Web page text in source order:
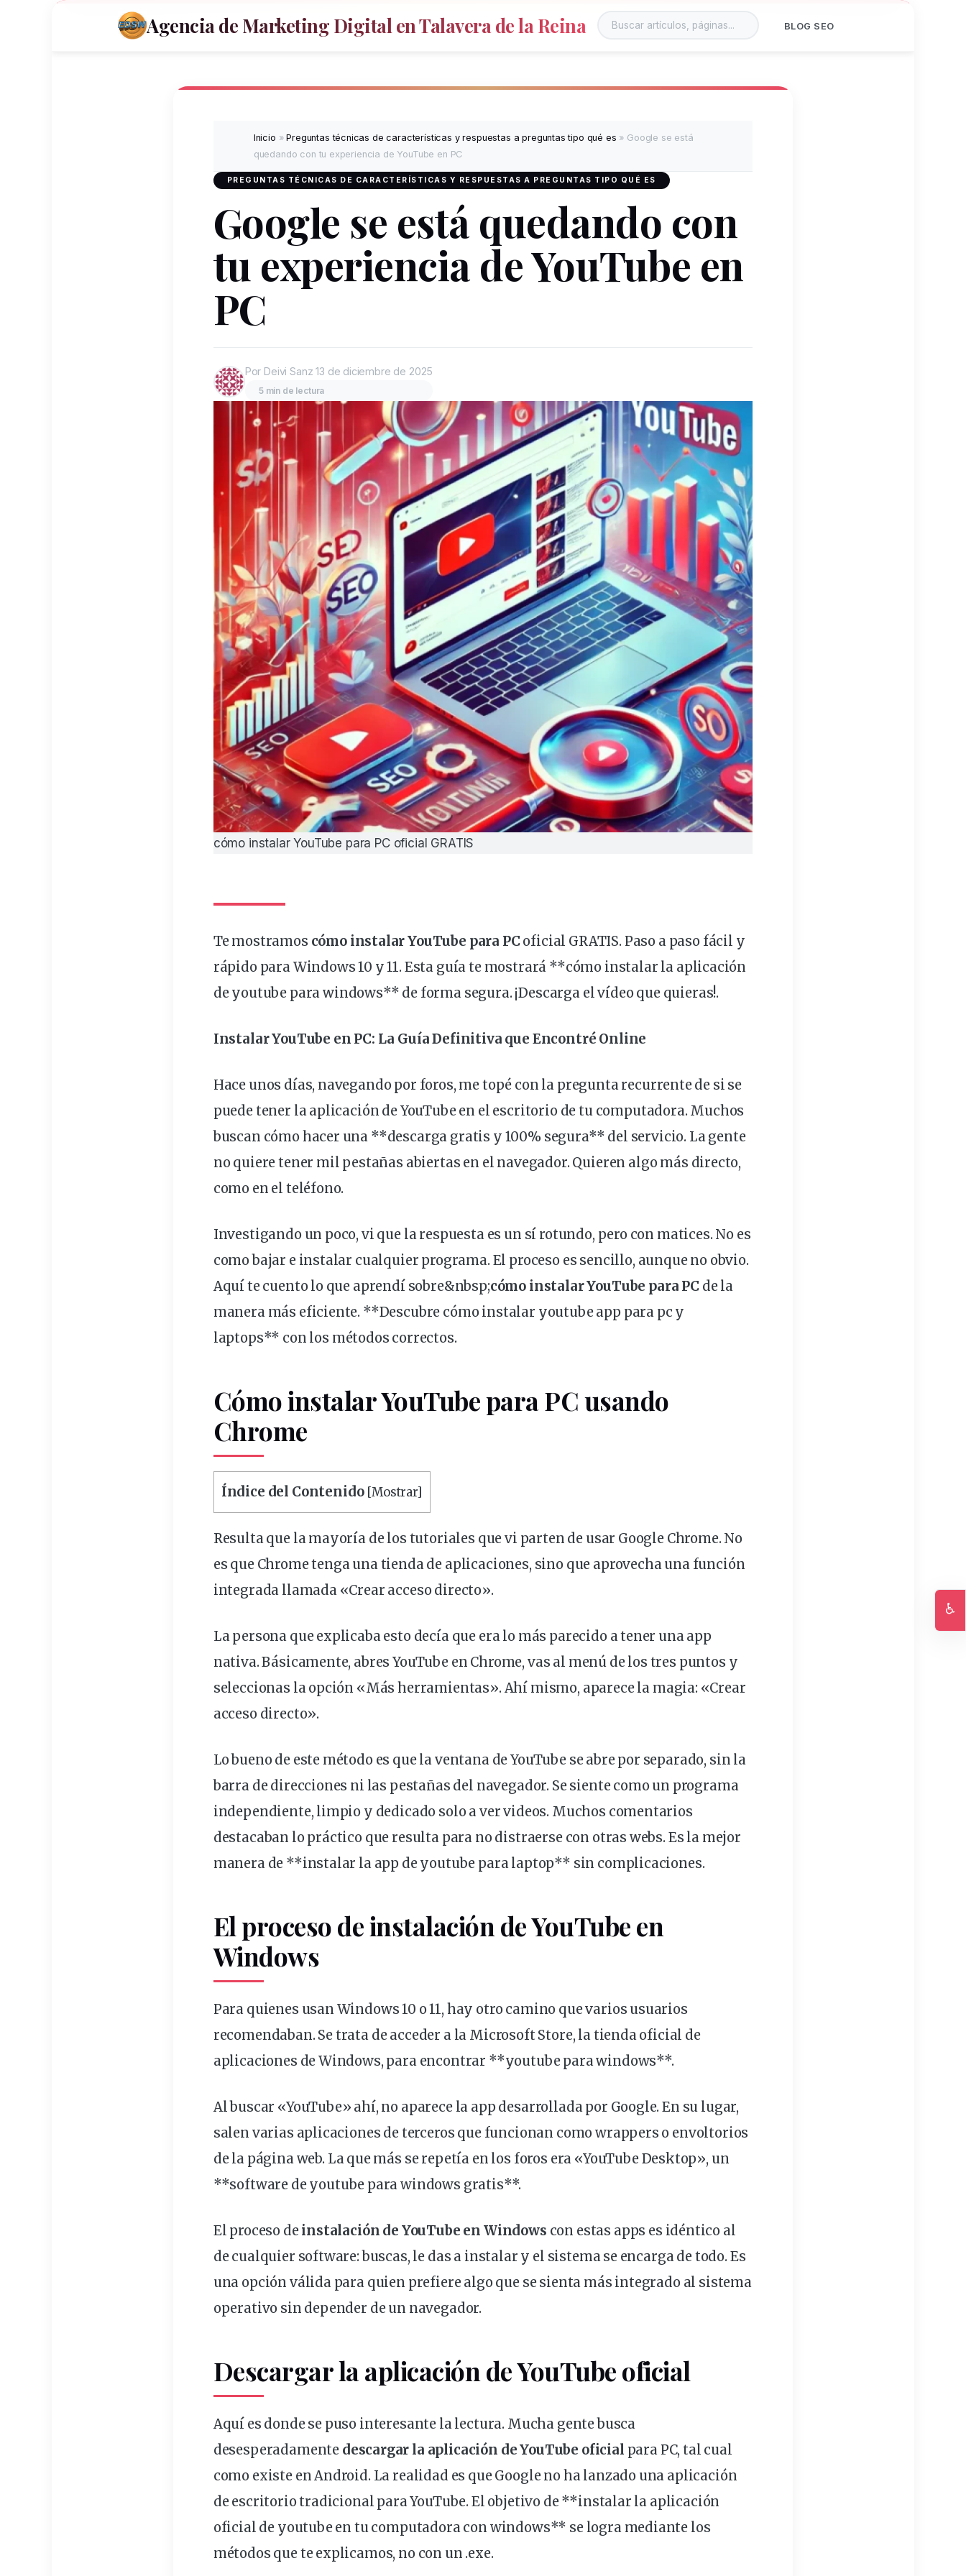
Agencia de Marketing Digital en Talavera de la Reina BLOG SEO
Inicio »Preguntas técnicas de características y respuestas a preguntas tipo qué es » Google se está
quedando con tu experiencia de YouTube en PC
PREGUNTAS TÉCNICAS DE CARACTERÍSTICAS Y RESPUESTAS A PREGUNTAS TIPO QUÉ ES
Google se está quedando con
tu experiencia de YouTube en
PC
Por Deivi Sanz 13 de diciembre de 2025
5 min de lectura
cómo instalar YouTube para PC oficial GRATIS
Te mostramos cómo instalar YouTube para PCoficial GRATIS. Paso a paso fácil y
rápido para Windows 10 y 11. Esta guíate mostrará **cómo instalar la aplicación
deyoutube parawindows** de forma segura. ¡Descarga el vídeo que quieras!.
Instalar YouTube en PC: La Guía Definitiva que Encontré Online
Hace unos días, navegando por foros, me topé con la pregunta recurrente de si se
puede tener la aplicación de YouTube en el escritoriode tu computadora. Muchos
buscan cómo hacer una **descarga gratis y 100% segura** del servicio. Lagente
no quiere tener mil pestañas abiertas en el navegador. Quieren algo más directo,
como en el teléfono.
Investigando un poco, vi que la respuesta es un sí rotundo, pero con matices. No es
como bajar e instalar cualquier programa. El proceso es sencillo, aunque no obvio.
Aquí te cuento lo que aprendí sobre&nbsp;cómo instalar YouTube para PCde la
manera más eficiente. **Descubre cómo instalar youtube app para pc y
laptops** con los métodos correctos.
Cómo instalar YouTube para PC usando
Chrome
Índice del Contenido [Mostrar]
Resulta que la mayoría de los tutoriales que vi parten de usar Google Chrome. No
es que Chrome tenga unatiendade aplicaciones, sino que aprovecha una función
integrada llamada «Crear acceso directo».
La persona que explicaba esto decía que era lo más parecido a tener una app
nativa. Básicamente, abres YouTube en Chrome, vas al menú de los tres puntos y
seleccionas laopción «Más herramientas». Ahí mismo, aparece la magia: «Crear
acceso directo».
Lo bueno de este método es que la ventana de YouTube se abre por separado, sin la
barra de direcciones ni las pestañas del navegador. Se siente como un programa
independiente, limpio y dedicado solo a ver videos. Muchos comentarios
destacaban lo práctico que resulta para no distraerse con otras webs. Es la mejor
manera de **instalar la app de youtube para laptop** sin complicaciones.
El proceso de instalación de YouTube en
Windows
Para quienes usan Windows 10 o 11, hay otro camino que varios usuarios
recomendaban. Se trata de acceder a la Microsoft Store, la tienda oficial de
aplicaciones de Windows, para encontrar **youtube para windows**.
Al buscar «YouTube» ahí, no aparece la app desarrollada por Google. En su lugar,
salen varias aplicaciones de terceros que funcionan como wrappers o envoltorios
de la páginaweb. La que más se repetía en los foros era «YouTube Desktop», un
**software de youtube para windows gratis**.
El proceso deinstalación de YouTube en Windows con estas apps es idéntico al
de cualquier software: buscas, le das a instalar y el sistema se encarga de todo. Es
una opción válida para quien prefiere algo que se sienta más integrado al sistema
operativo sin depender de un navegador.
Descargar la aplicación de YouTube oficial
Aquí es donde se puso interesante la lectura. Mucha gente busca
desesperadamente descargar la aplicación de YouTube oficial para PC, tal cual
como existe en Android. La realidad es que Google no ha lanzado una aplicación
de escritorio tradicional para YouTube. El objetivo de **instalar la aplicación
oficial de youtube en tu computadora con windows** se logra mediante los
métodos que te explicamos, no con un .exe.
♿